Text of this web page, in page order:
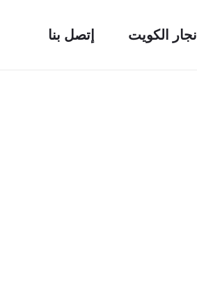
نجار الكويت إتصل بنا